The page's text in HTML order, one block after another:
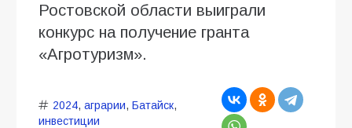
Ростовской области выиграли
конкурс на получение гранта
«Агротуризм».
2024, аграрии, Батайск,
инвестиции